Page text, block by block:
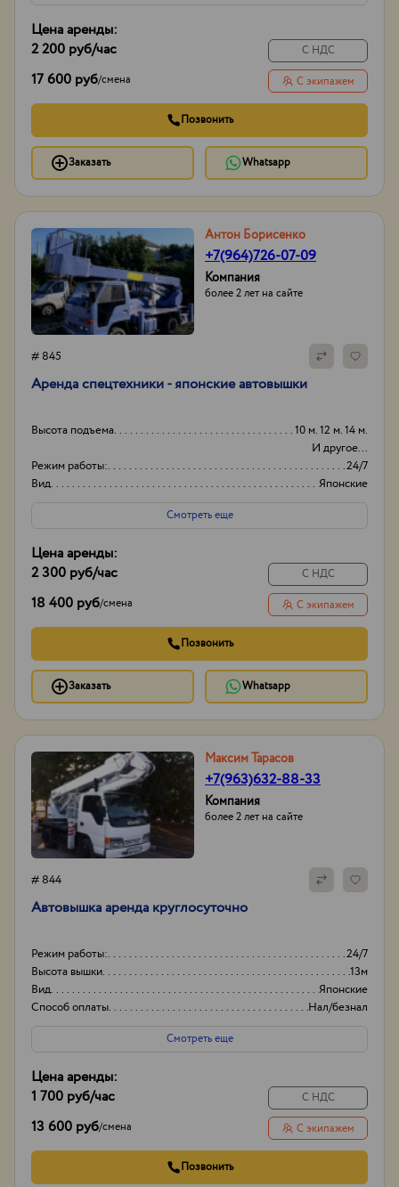
Цена аренды:
2 200 руб/час
17 600 руб/смена
С НДС
С экипажем
Позвонить
Заказать Whatsapp
Антон Борисенко
+7(964)726-07-09
Компания
более 2 лет на сайте
# 845
Аренда спецтехники - японские автовышки
Высота подъема
10 м. 12 м. 14 м.
И другое...
Режим работы:
24/7
Вид
Японские
Способ оплаты
Нал/безнал
Смотреть еще
Цена аренды:
2 300 руб/час
18 400 руб/смена
С НДС
С экипажем
Позвонить
Заказать Whatsapp
Максим Тарасов
+7(963)632-88-33
Компания
более 2 лет на сайте
# 844
Автовышка аренда круглосуточно
Режим работы:
24/7
Высота вышки
13м
Вид
Японские
Способ оплаты
Нал/безнал
Смотреть еще
Цена аренды:
1 700 руб/час
13 600 руб/смена
С НДС
С экипажем
Позвонить